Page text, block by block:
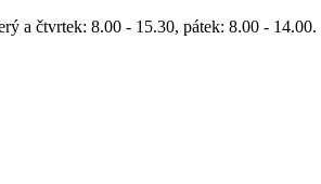
a čtvrtek: 8.00 - 15.30, pátek: 8.00 - 14.00.